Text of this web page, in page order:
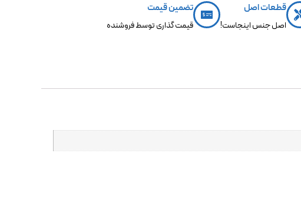
قطعات اصل
اصل جنس اینجاست!
تضمین قیمت
قیمت گذاری توسط فروشنده